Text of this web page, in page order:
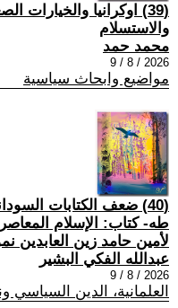
(39) اوكرانيا والخيارات
والاستسلام
محمد حمد
2026 / 8 / 9
مواضيع وابحاث سياسية
(40) ضعف الكتابات
لأمين حامد زين العابدين
عبدالله الفكي البشير
2026 / 8 / 9
العلمانية، الدين السياسي